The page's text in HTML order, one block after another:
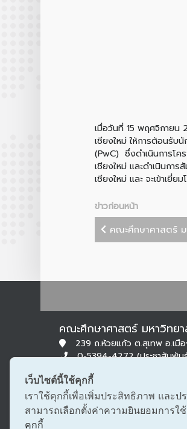
เมื่อวันที่ 15 พฤศจิกาย
เชียงใหม่ ให้การต้อนรับ
(PwC) ซึ่งดำเนินการโค
เชียงใหม่ และดำเนินก
เชียงใหม่ และ จะเข้าเยี่
ข่าวก่อนหน้า
คณะศึกษาศาสตร์
คณะศึกษาศาสตร์ มหาวิทยา
239 ถ.ห้วยแก้ว ต.สุเทพ อ.เมื
0-5394-4272 (ประชาสัมพั
edu@cmu.ac.th,
เว็บไซต์นี้ใช้คุกกี้
เราใช้คุกกี้เพื่อเพิ่มประสิทธิภาพ และ
สามารถเลือกตั้งค่าความยินยอมการ
คุกกี้